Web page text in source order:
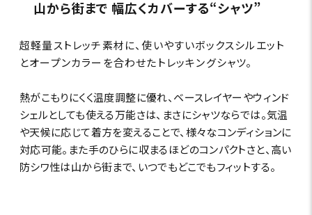
山から街まで 幅広くカバーする“シャツ”
超軽量ストレッチ素材に、使いやすいボックスシルエット
とオープンカラーを合わせたトレッキングシャツ。
熱がこもりにくく温度調整に優れ、ベースレイヤーやウィンド
シェルとしても使える万能さは、まさにシャツならでは。気温
や天候に応じて着方を変えることで、様々なコンディションに
対応可能。また手のひらに収まるほどのコンパクトさと、高い
防シワ性は山から街まで、いつでもどこでもフィットする。